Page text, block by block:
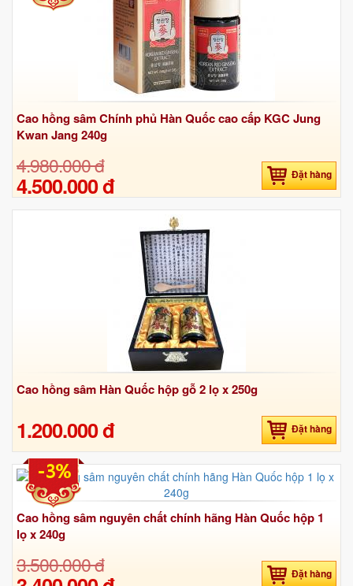
Cao hồng sâm Chính phủ Hàn Quốc cao cấp KGC Jung
Kwan Jang 240g
4.980.000 đ
4.500.000 đ Đặt hàng
Cao hồng sâm Hàn Quốc hộp gỗ 2 lọ x 250g
1.200.000 đ Đặt hàng
Cao hồng sâm nguyên chất chính hãng Hàn Quốc hộp 1
lọ x 240g
3.500.000 đ Đặt hàng
-3%